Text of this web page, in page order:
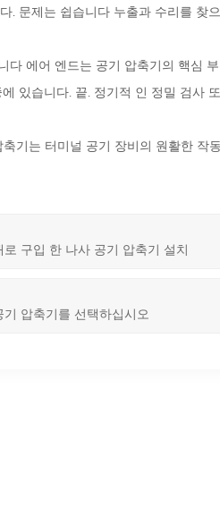
. 문제는 쉽습니다 누출과 수리를
다 에어 엔드는 공기 압축기의 핵심
있습니다. 끝. 정기적 인 정밀 검사
기는 터미널 공기 장비의 원활한
구입 한 나사 공기 압축기 설치
압축기를 선택하십시오